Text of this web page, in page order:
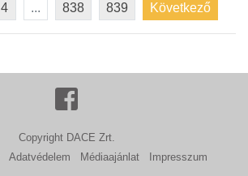
4 ... 838 839 Következő
Copyright DACE Zrt.
Adatvédelem Médiaajánlat Impresszum